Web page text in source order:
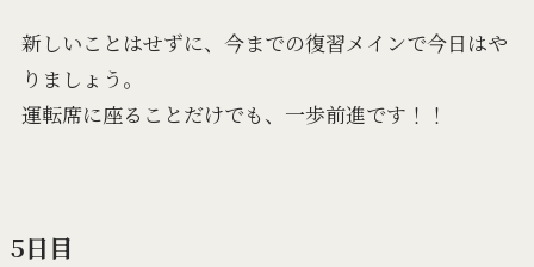
新しいことはせずに、今までの復習メインで今日はや
りましょう。
運転席に座ることだけでも、一歩前進です！！
5日目